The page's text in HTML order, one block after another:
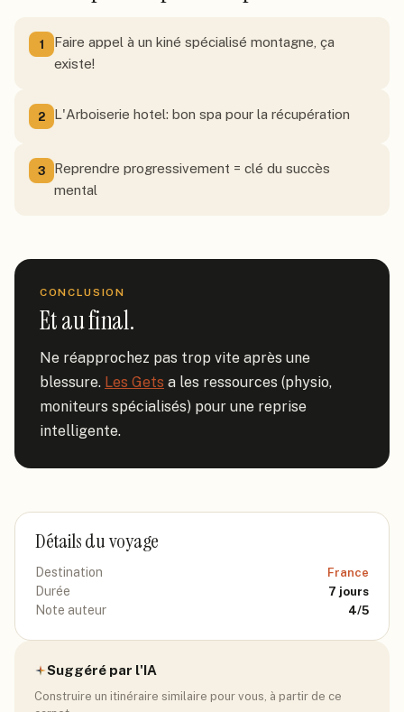
1
Faire appel à un kiné spécialisé montagne, ça
existe!
2 L'Arboiserie hotel: bon spa pour la récupération
3
Reprendre progressivement = clé du succès
mental
CONCLUSION
Et au final.
Ne réapprochez pas trop vite après une
blessure. Les Gets a les ressources (physio,
moniteurs spécialisés) pour une reprise
intelligente.
Détails du voyage
Destination France
Durée 7 jours
Note auteur 4/5
Suggéré par l'IA
Construire un itinéraire similaire pour vous, à partir de ce